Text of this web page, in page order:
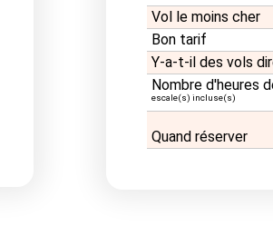
Vol le moins cher
Bon tarif
Y-a-t-il des vols
Nombre d'heures
escale(s) incluse(s)
Quand réserver